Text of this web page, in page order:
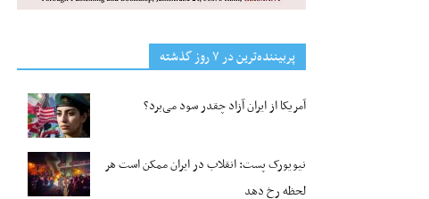
پربیننده‌ترین‌ در ۷ روز گذشته
آمریکا از ایران آزاد چقدر سود می‌برد؟
نیویورک پست: انقلاب در ایران ممکن است هر
لحظه رخ دهد